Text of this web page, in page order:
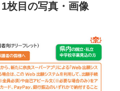
枚目の写真・画像